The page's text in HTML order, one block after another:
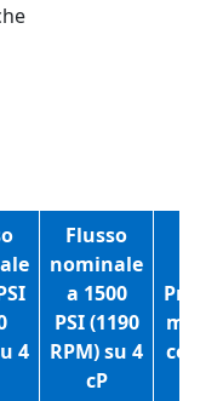
4
Flusso
nominale
a 1500
PSI (1190
RPM) su 4
cP